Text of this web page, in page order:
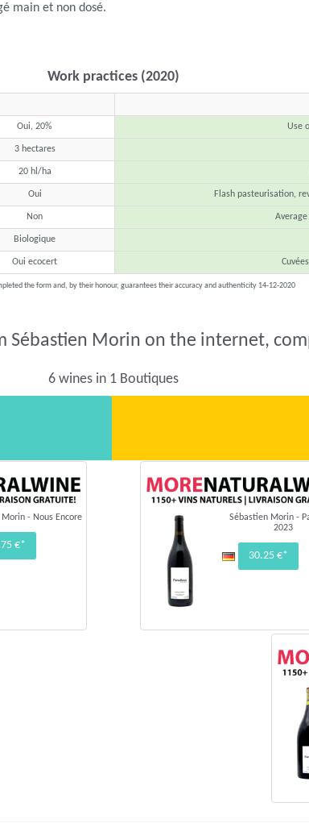
main et non dosé.
Work practices (2020)
Oui, 20% Use
3 hectares
20 hl/ha
Oui Flash pasteurisation,
Non
Biologique
Oui ecocert
the form and, by their honour, guarantees their accuracy and authenticity 14-12-2020
Sébastien Morin on the internet,
6 wines in 1 Boutiques
- Nous Encore
€*
Sébastien Morin -
2023
30.25 €*